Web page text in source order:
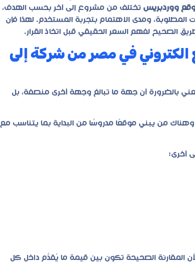
ووردبريس تختلف من مشروع إلى آخر بحسب الهدف،
ومدى الاهتمام بتجربة المستخدم. لهذا فإن
الصحيح لفهم السعر الحقيقي قبل اتخاذ القرار.
الكتروني في مصر من شركة إلى
بالضرورة أن جهة ما تبالغ وجهة أخرى منصفة، بل
من يبني موقعًا مدروسًا من البداية بما يتناسب مع
أخرى:
المقارنة الصحيحة تكون بين قيمة ما يُقدَّم داخل كل